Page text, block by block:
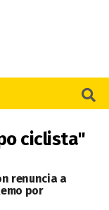
ciclista"
renuncia a
por